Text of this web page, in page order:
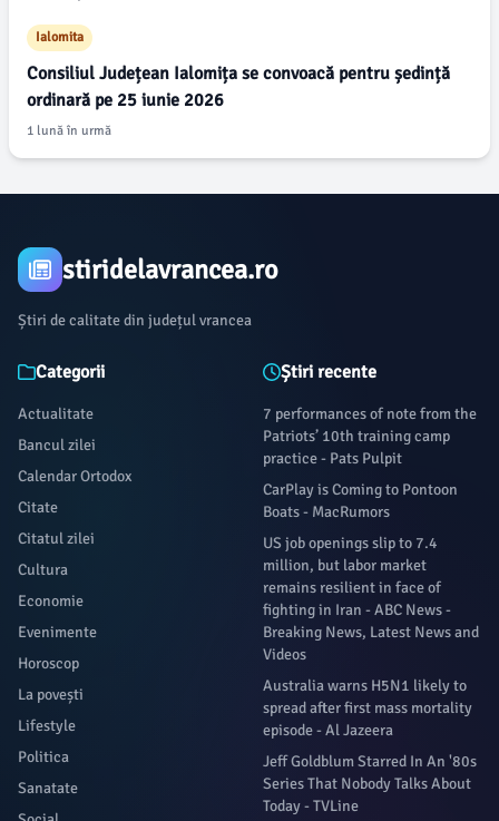
Ialomita
Consiliul Județean Ialomița se convoacă pentru ședință
ordinară pe 25 iunie 2026
1 lună în urmă
stiridelavrancea.ro
Știri de calitate din județul vrancea
Categorii
Actualitate
Bancul zilei
Calendar Ortodox
Citate
Citatul zilei
Cultura
Economie
Evenimente
Horoscop
La povești
Lifestyle
Politica
Sanatate
Știri recente
7 performances of note from the
Patriots’ 10th training camp
practice - Pats Pulpit
CarPlay is Coming to Pontoon
Boats - MacRumors
US job openings slip to 7.4
million, but labor market
remains resilient in face of
fighting in Iran - ABC News -
Breaking News, Latest News and
Videos
Australia warns H5N1 likely to
spread after first mass mortality
episode - Al Jazeera
Jeff Goldblum Starred In An '80s
Series That Nobody Talks About
Today - TVLine